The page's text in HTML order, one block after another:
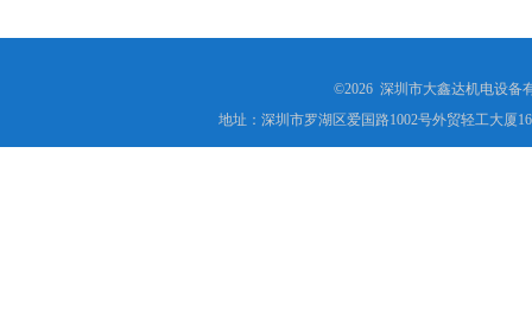
©2026 深圳市大鑫达机电设备
地址：深圳市罗湖区爱国路1002号外贸轻工大厦